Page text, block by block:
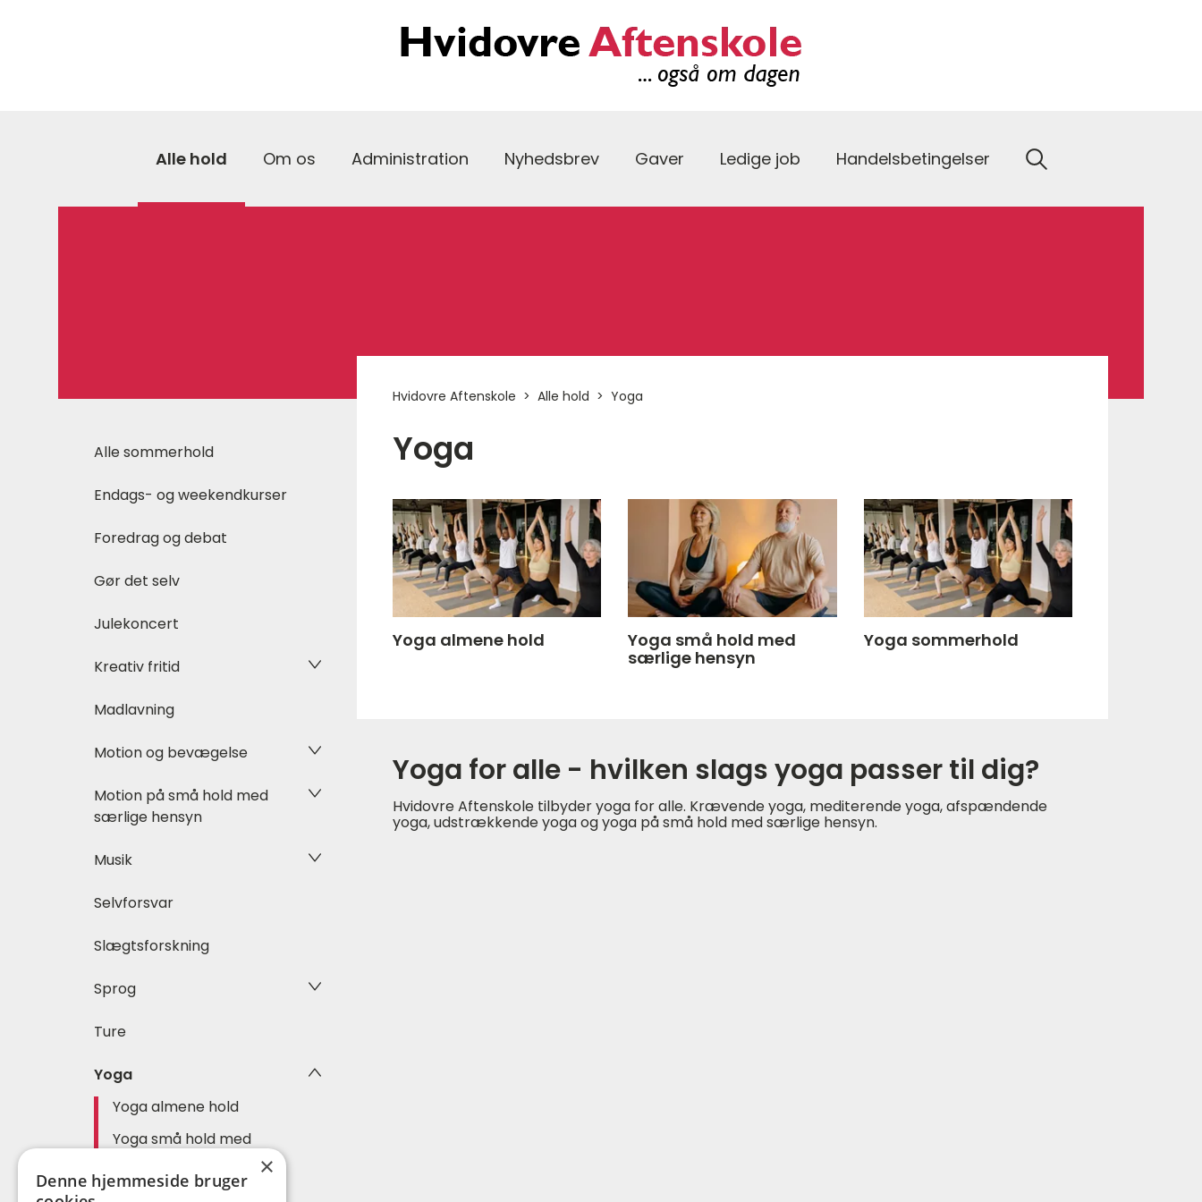
Alle hold Om os Administration Nyhedsbrev Gaver Ledige job Handelsbetingelser
Alle sommerhold
Endags- og weekendkurser
Foredrag og debat
Gør det selv
Julekoncert
Kreativ fritid
Madlavning
Motion og bevægelse
Motion på små hold med
særlige hensyn
Musik
Selvforsvar
Slægtsforskning
Sprog
Ture
Yoga
Yoga almene hold
Yoga små hold med
Yoga sommerhold
Hvidovre Aftenskole Alle hold Yoga
Yoga
Yoga almene hold
Yoga små hold med
særlige hensyn
Yoga sommerhold
Yoga for alle - hvilken slags yoga passer til dig?
Hvidovre Aftenskole tilbyder yoga for alle. Krævende yoga, mediterende yoga, afspændende
yoga, udstrækkende yoga og yoga på små hold med særlige hensyn.
×
Denne hjemmeside bruger